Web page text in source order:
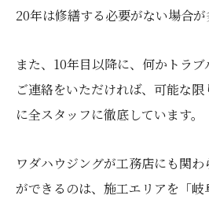
20年は修繕する必要がない場合が
また、10年目以降に、何かトラブ
ご連絡をいただければ、可能な
に全スタッフに徹底しています。
ワダハウジングが工務店にも関
ができるのは、施工エリアを「